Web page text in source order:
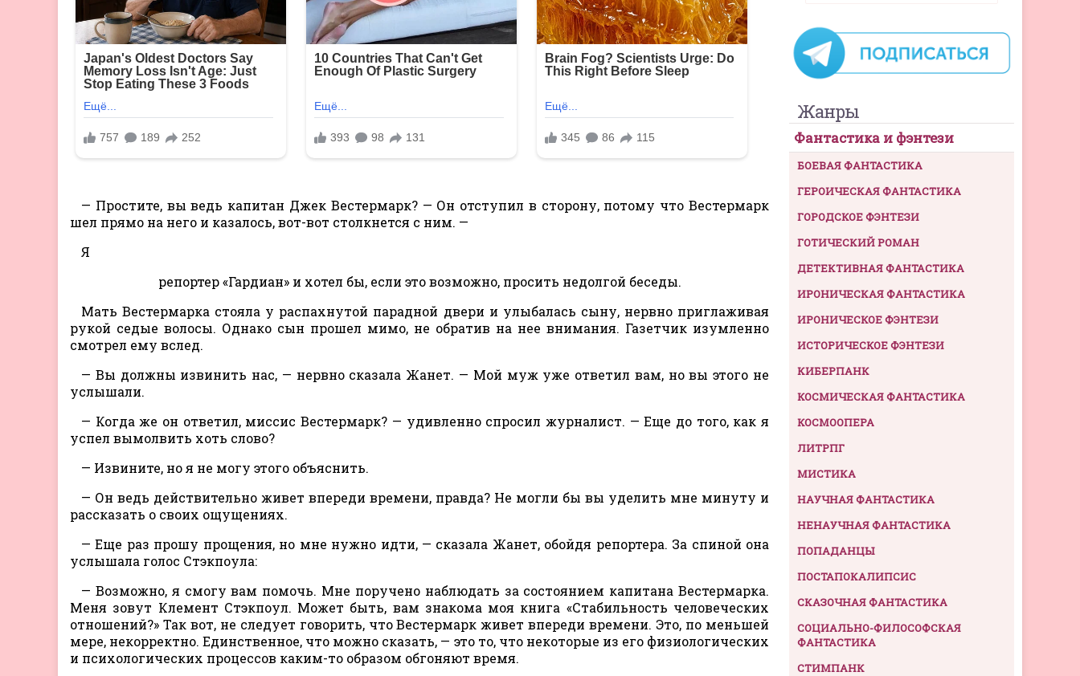
— Простите, вы ведь капитан Джек Вестермарк? — Он отступил в сторону, потому что Вестермарк
шел прямо на него и казалось, вот-вот столкнется с ним. —
Я
репортер «Гардиан» и хотел бы, если это возможно, просить недолгой беседы.
Мать Вестермарка стояла у распахнутой парадной двери и улыбалась сыну, нервно приглаживая
рукой седые волосы. Однако сын прошел мимо, не обратив на нее внимания. Газетчик изумленно
смотрел ему вслед.
— Вы должны извинить нас, — нервно сказала Жанет. — Мой муж уже ответил вам, но вы этого не
услышали.
— Когда же он ответил, миссис Вестермарк? — удивленно спросил журналист. — Еще до того, как я
успел вымолвить хоть слово?
— Извините, но я не могу этого объяснить.
— Он ведь действительно живет впереди времени, правда? Не могли бы вы уделить мне минуту и
рассказать о своих ощущениях.
— Еще раз прошу прощения, но мне нужно идти, — сказала Жанет, обойдя репортера. За спиной она
услышала голос Стэкпоула:
— Возможно, я смогу вам помочь. Мне поручено наблюдать за состоянием капитана Вестермарка.
Меня зовут Клемент Стэкпоул. Может быть, вам знакома моя книга «Стабильность человеческих
отношений?» Так вот, не следует говорить, что Вестермарк живет впереди времени. Это, по меньшей
мере, некорректно. Единственное, что можно сказать, — это то, что некоторые из его физиологических
и психологических процессов каким-то образом обгоняют время.
Жанры
Фантастика и фэнтези
БОЕВАЯ ФАНТАСТИКА
ГЕРОИЧЕСКАЯ ФАНТАСТИКА
ГОРОДСКОЕ ФЭНТЕЗИ
ГОТИЧЕСКИЙ РОМАН
ДЕТЕКТИВНАЯ ФАНТАСТИКА
ИРОНИЧЕСКАЯ ФАНТАСТИКА
ИРОНИЧЕСКОЕ ФЭНТЕЗИ
ИСТОРИЧЕСКОЕ ФЭНТЕЗИ
КИБЕРПАНК
КОСМИЧЕСКАЯ ФАНТАСТИКА
КОСМООПЕРА
ЛИТРПГ
МИСТИКА
НАУЧНАЯ ФАНТАСТИКА
НЕНАУЧНАЯ ФАНТАСТИКА
ПОПАДАНЦЫ
ПОСТАПОКАЛИПСИС
СКАЗОЧНАЯ ФАНТАСТИКА
СОЦИАЛЬНО-ФИЛОСОФСКАЯ
ФАНТАСТИКА
СТИМПАНК